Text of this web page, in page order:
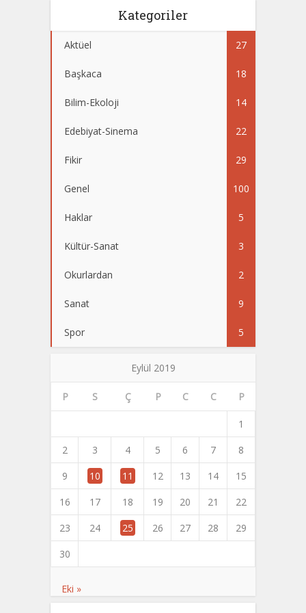
Kategoriler
Aktüel 27
Başkaca 18
Bilim-Ekoloji 14
Edebiyat-Sinema 22
Fikir 29
Genel 100
Haklar 5
Kültür-Sanat 3
Okurlardan 2
Sanat 9
Spor 5
Eylül 2019
P S Ç P C C P
1
2
3 4 5 6 7
8
9
10 11 12 13 14
15
16
17 18 19 20 21
22
23
24 25 26 27 28
29
30
Eki »